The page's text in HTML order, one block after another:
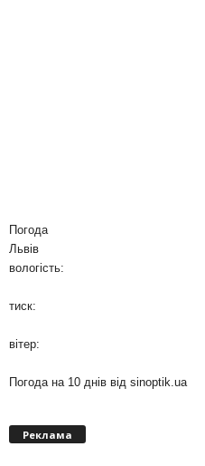
Погода
Львів
вологість:
тиск:
вітер:
Погода на 10 днів від sinoptik.ua
Реклама